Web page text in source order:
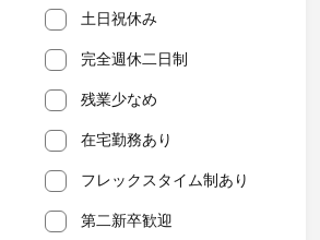
土日祝休み
完全週休二日制
残業少なめ
在宅勤務あり
フレックスタイム制あり
第二新卒歓迎